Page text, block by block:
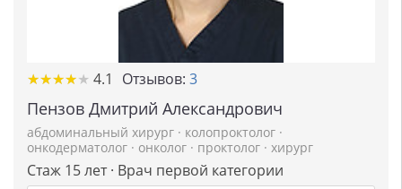
★★★★★
★★★★★ 4.1 Отзывов: 3
Пензов Дмитрий Александрович
абдоминальный хирург · колопроктолог ·
онкодерматолог · онколог · проктолог · хирург
Стаж 15 лет · Врач первой категории